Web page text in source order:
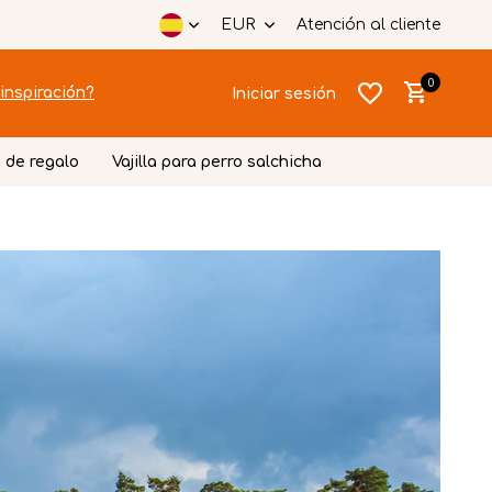
EUR Atención al cliente
Iniciar sesión
0
de regalo Vajilla para perro salchicha